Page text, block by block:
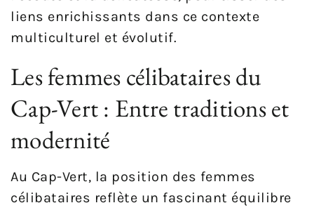
liens enrichissants dans ce contexte
multiculturel et évolutif.
Les femmes célibataires du
Cap-Vert : Entre traditions et
modernité
Au Cap-Vert, la position des femmes
célibataires reflète un fascinant équilibre